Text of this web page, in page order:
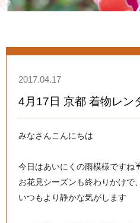
2017.04.17
4月17日 京都 着物レン
みなさんこんにちは
今日はあいにくの雨模様ですね
お花見シーズンも終わりかけで
いつもより静かな気がします